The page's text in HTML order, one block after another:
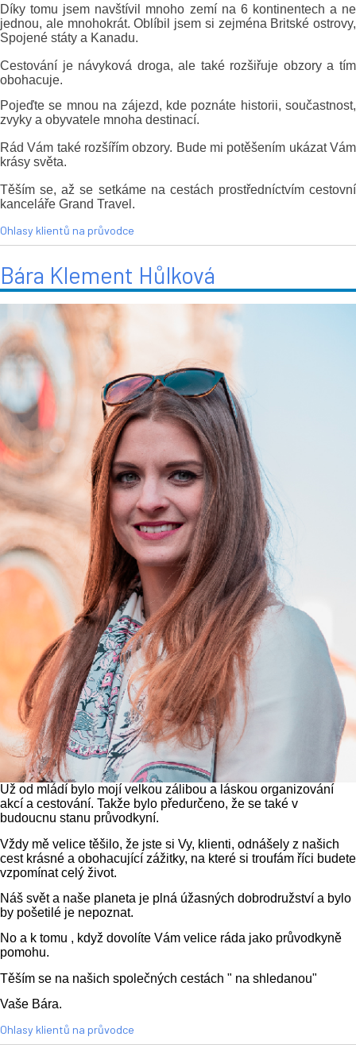
Díky tomu jsem navštívil mnoho zemí na 6 kontinentech a ne
jednou, ale mnohokrát. Oblíbil jsem si zejména Britské ostrovy,
Spojené státy a Kanadu.
Cestování je návyková droga, ale také rozšiřuje obzory a tím
obohacuje.
Pojeďte se mnou na zájezd, kde poznáte historii, součastnost,
zvyky a obyvatele mnoha destinací.
Rád Vám také rozšířím obzory. Bude mi potěšením ukázat Vám
krásy světa.
Těším se, až se setkáme na cestách prostředníctvím cestovní
kanceláře Grand Travel.
Ohlasy klientů na průvodce
Bára Klement Hůlková
Už od mládí bylo mojí velkou zálibou a láskou organizování
akcí a cestování. Takže bylo předurčeno, že se také v
budoucnu stanu průvodkyní.
Vždy mě velice těšilo, že jste si Vy, klienti, odnášely z našich
cest krásné a obohacující zážitky, na které si troufám říci budete
vzpomínat celý život.
Náš svět a naše planeta je plná úžasných dobrodružství a bylo
by pošetilé je nepoznat.
No a k tomu , když dovolíte Vám velice ráda jako průvodkyně
pomohu.
Těším se na našich společných cestách " na shledanou"
Vaše Bára.
Ohlasy klientů na průvodce